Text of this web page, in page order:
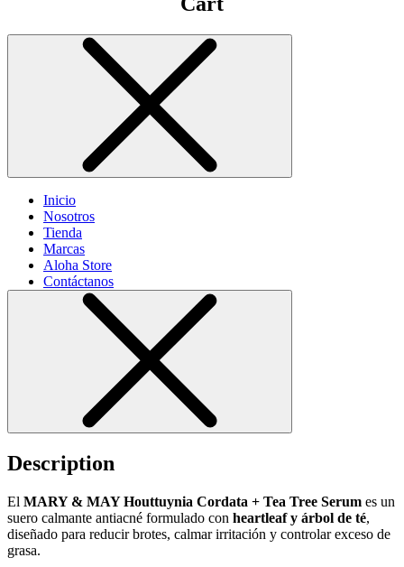
Inicio
Nosotros
Tienda
Marcas
Aloha Store
Contáctanos
Description
El MARY & MAY Houttuynia Cordata + Tea Tree Serum es un
suero calmante antiacné formulado con heartleaf y árbol de té,
diseñado para reducir brotes, calmar irritación y controlar exceso de
grasa.